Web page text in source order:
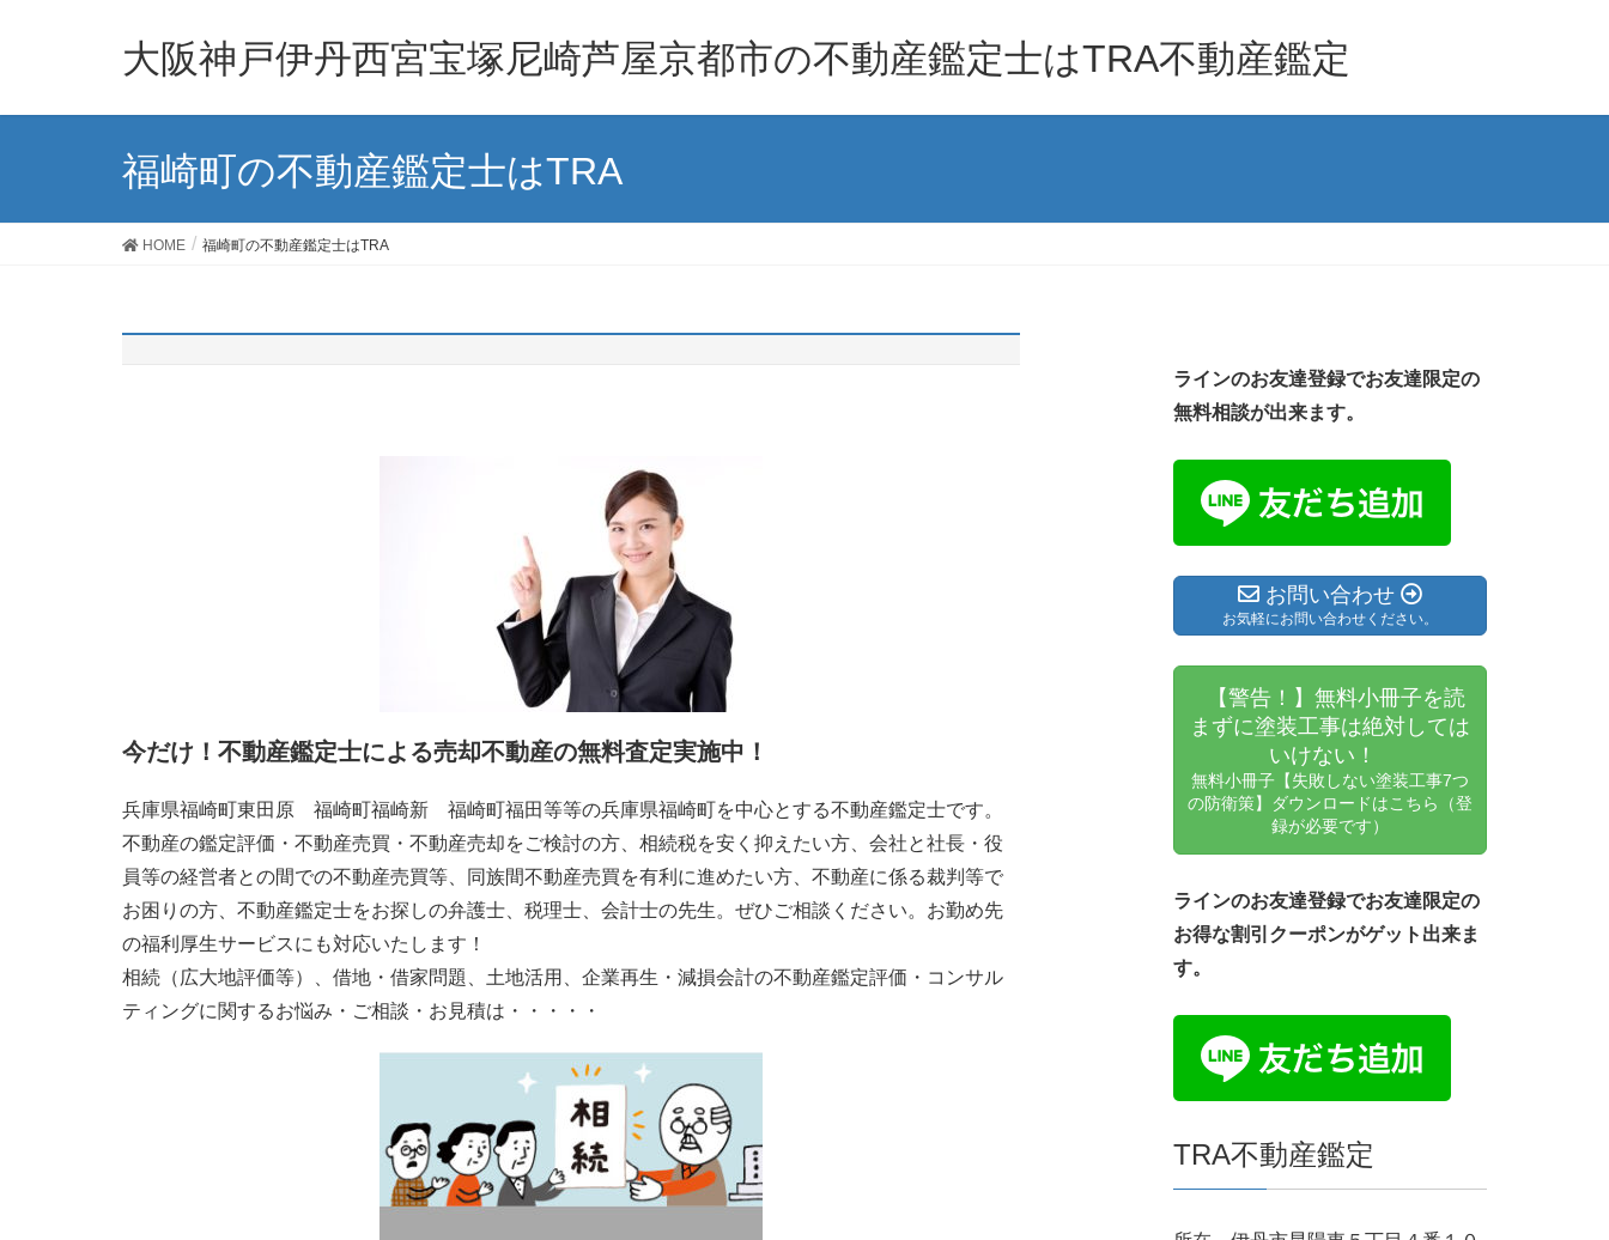
大阪神戸伊丹西宮宝塚尼崎芦屋京都市の不動産鑑定士はTRA不動産鑑定
福崎町の不動産鑑定士はTRA
HOME 福崎町の不動産鑑定士はTRA
今だけ！不動産鑑定士による売却不動産の無料査定実施中！
兵庫県福崎町東田原 福崎町福崎新 福崎町福田等等の兵庫県福崎町を中心とする不動産鑑定士です。
不動産の鑑定評価・不動産売買・不動産売却をご検討の方、相続税を安く抑えたい方、会社と社長・役
員等の経営者との間での不動産売買等、同族間不動産売買を有利に進めたい方、不動産に係る裁判等で
お困りの方、不動産鑑定士をお探しの弁護士、税理士、会計士の先生。ぜひご相談ください。お勤め先
の福利厚生サービスにも対応いたします！
相続（広大地評価等）、借地・借家問題、土地活用、企業再生・減損会計の不動産鑑定評価・コンサル
ティングに関するお悩み・ご相談・お見積は・・・・・
ラインのお友達登録でお友達限定の
無料相談が出来ます。
お問い合わせ
お気軽にお問い合わせください。
【警告！】無料小冊子を読
まずに塗装工事は絶対しては
いけない！
無料小冊子【失敗しない塗装工事7つ
の防衛策】ダウンロードはこちら（登
録が必要です）
ラインのお友達登録でお友達限定の
お得な割引クーポンがゲット出来ま
す。
TRA不動産鑑定